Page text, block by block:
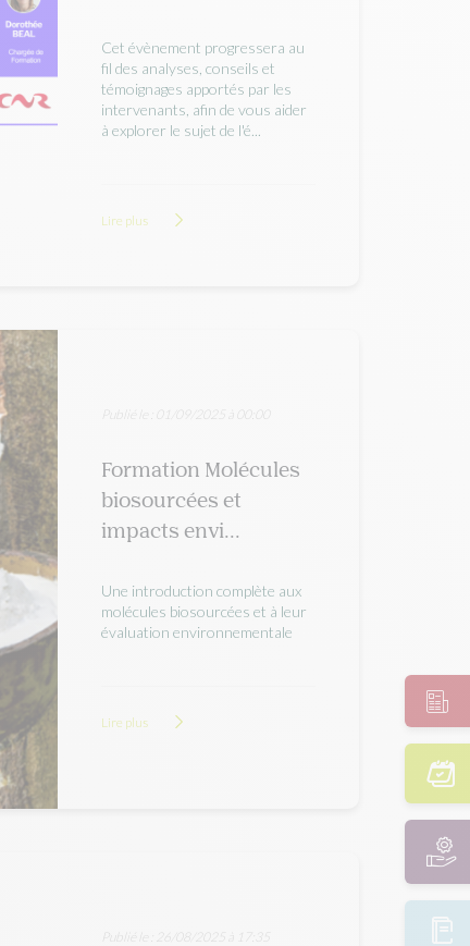
Cet évènement progressera au
fil des analyses, conseils et
témoignages apportés par les
intervenants, afin de vous aider
à explorer le sujet de l'é...
Lire plus
Publié le : 01/09/2025 à 00:00
Formation Molécules
biosourcées et
impacts envi...
Une introduction complète aux
molécules biosourcées et à leur
évaluation environnementale
Lire plus
Publié le : 26/08/2025 à 17:35